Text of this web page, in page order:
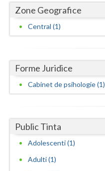
Ilfov
Maramures
Mures
Neamt
Prahova
Zone Geografice
Central (1)
Forme Juridice
Cabinet de psihologie (1)
Public Tinta
Adolescenti (1)
Adulti (1)